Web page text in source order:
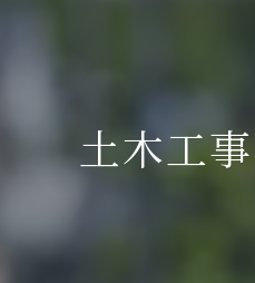
土木工